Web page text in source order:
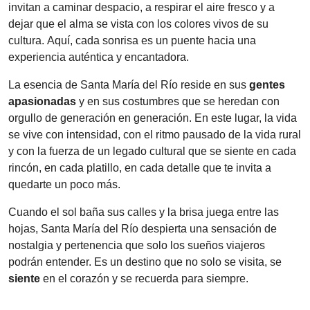
invitan a caminar despacio, a respirar el aire fresco y a
dejar que el alma se vista con los colores vivos de su
cultura. Aquí, cada sonrisa es un puente hacia una
experiencia auténtica y encantadora.
La esencia de Santa María del Río reside en sus gentes
apasionadas y en sus costumbres que se heredan con
orgullo de generación en generación. En este lugar, la vida
se vive con intensidad, con el ritmo pausado de la vida rural
y con la fuerza de un legado cultural que se siente en cada
rincón, en cada platillo, en cada detalle que te invita a
quedarte un poco más.
Cuando el sol baña sus calles y la brisa juega entre las
hojas, Santa María del Río despierta una sensación de
nostalgia y pertenencia que solo los sueños viajeros
podrán entender. Es un destino que no solo se visita, se
siente en el corazón y se recuerda para siempre.